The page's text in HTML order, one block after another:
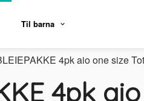
Til barna
4pk aio one size
4pk